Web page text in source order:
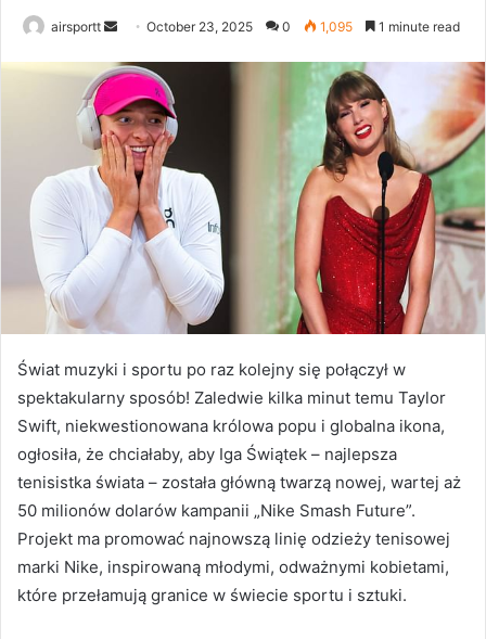
airsportt
n
d
a
n
e
m
a
October 23, 2025 0 1,095 1 minute read
Świat muzyki i sportu po raz kolejny się połączył w
spektakularny sposób! Zaledwie kilka minut temu Taylor
Swift, niekwestionowana królowa popu i globalna ikona,
ogłosiła, że chciałaby, aby Iga Świątek – najlepsza
tenisistka świata – została główną twarzą nowej, wartej aż
50 milionów dolarów kampanii „Nike Smash Future”.
Projekt ma promować najnowszą linię odzieży tenisowej
marki Nike, inspirowaną młodymi, odważnymi kobietami,
które przełamują granice w świecie sportu i sztuki.